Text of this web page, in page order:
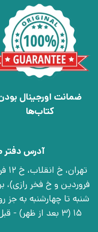
ضمانت اورجینال
کتاب‌ها
آدرس دفتر
15 (3 بعد از ظهر) - قبل از تشریف آوردن تماس بگیرید